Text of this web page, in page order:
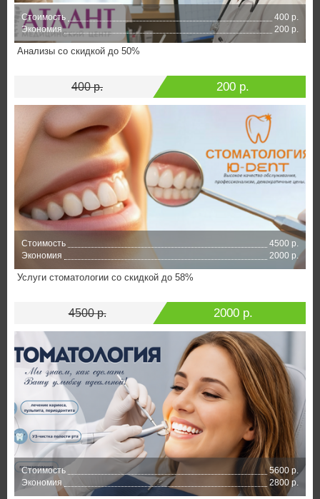
Стоимость
400 р.
Экономия
200 р.
Анализы со скидкой до 50%
400 р. 200 р.
Стоимость
4500 р.
Экономия
2000 р.
Услуги стоматологии со скидкой до 58%
4500 р. 2000 р.
Стоимость
5600 р.
Экономия
2800 р.